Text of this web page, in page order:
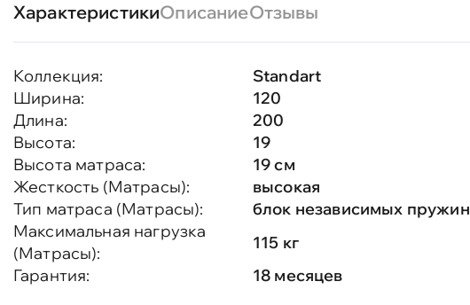
ХарактеристикиОписаниеОтзывы
Коллекция:
Standart
Ширина:
120
Длина:
200
Высота:
19
Высота матраса:
19 см
Жесткость (Матрасы):
высокая
Тип матраса (Матрасы):
блок независимых пружин
Максимальная нагрузка
(Матрасы):
115 кг
Гарантия:
18 месяцев